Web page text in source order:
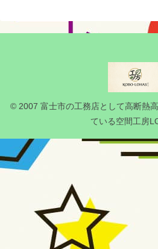
© 2007 富士市の工務店として高断熱
ている空間工房